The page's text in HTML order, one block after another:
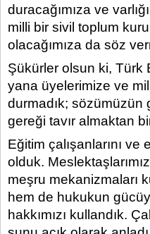
duracağımıza ve
milli bir sivil toplum
olacağımıza da söz
Şükürler olsun ki, Türk
yana üyelerimize ve
durmadık;
gereği tavır almaktan
Eğitim çalışanlarını
olduk.
meşru mekanizmaları
hem de hukukun
hakkımızı kullandık.